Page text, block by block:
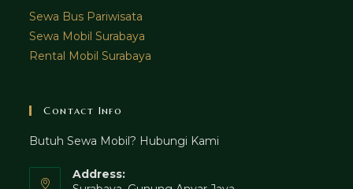
Sewa Bus Pariwisata
Sewa Mobil Surabaya
Rental Mobil Surabaya
Contact Info
Butuh Sewa Mobil? Hubungi Kami
Address: